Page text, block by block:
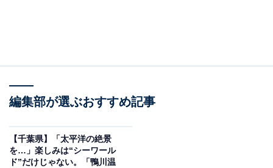
周辺は、「誕生寺」への参拝や「鯛の浦」の遊覧船体験
な地元の朝市なども旅の楽しみのひとつです。
編集部が選ぶおすすめ記事
【千葉県】「太平洋の絶景
を…」楽しみは“シーワール
ド”だけじゃない。「鴨川温